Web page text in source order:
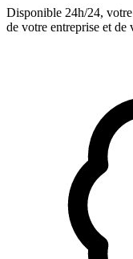
Disponible 24h/24,
de votre entreprise et de